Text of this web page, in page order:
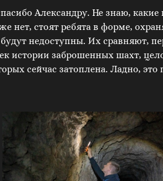
Александру. Не знаю,
нет, стоят ребята в форме,
недоступны. Их сравняют,
истории заброшенных шахт,
сейчас затоплена. Ладно,